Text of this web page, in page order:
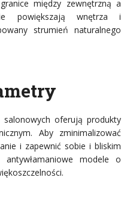
między zewnętrzną a
powiększają wnętrza i
strumień naturalnego
salonowych oferują produkty
Aby zminimalizować
i zapewnić sobie i bliskim
modele o